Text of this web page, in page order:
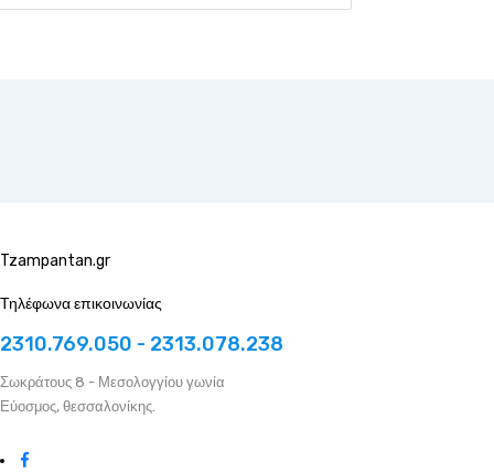
Tzampantan.gr
Τηλέφωνα επικοινωνίας
2310.769.050 - 2313.078.238
Σωκράτους 8 - Μεσολογγίου γωνία
Εύοσμος, θεσσαλονίκης.